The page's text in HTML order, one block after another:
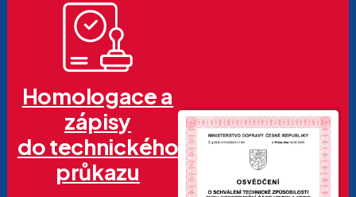
Homologace a
zápisy
do technického
průkazu